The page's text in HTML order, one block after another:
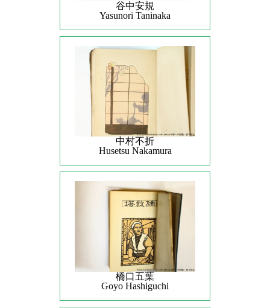
谷中安規
Yasunori Taninaka
中村不折
Husetsu Nakamura
橋口五葉
Goyo Hashiguchi